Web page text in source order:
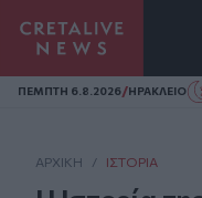
Homepage
ΠΕΜΠΤΗ 6.8.2026/ΗΡΑΚΛΕΙΟ
ΑΡΧΙΚΗ / ΙΣΤΟΡΊΑ